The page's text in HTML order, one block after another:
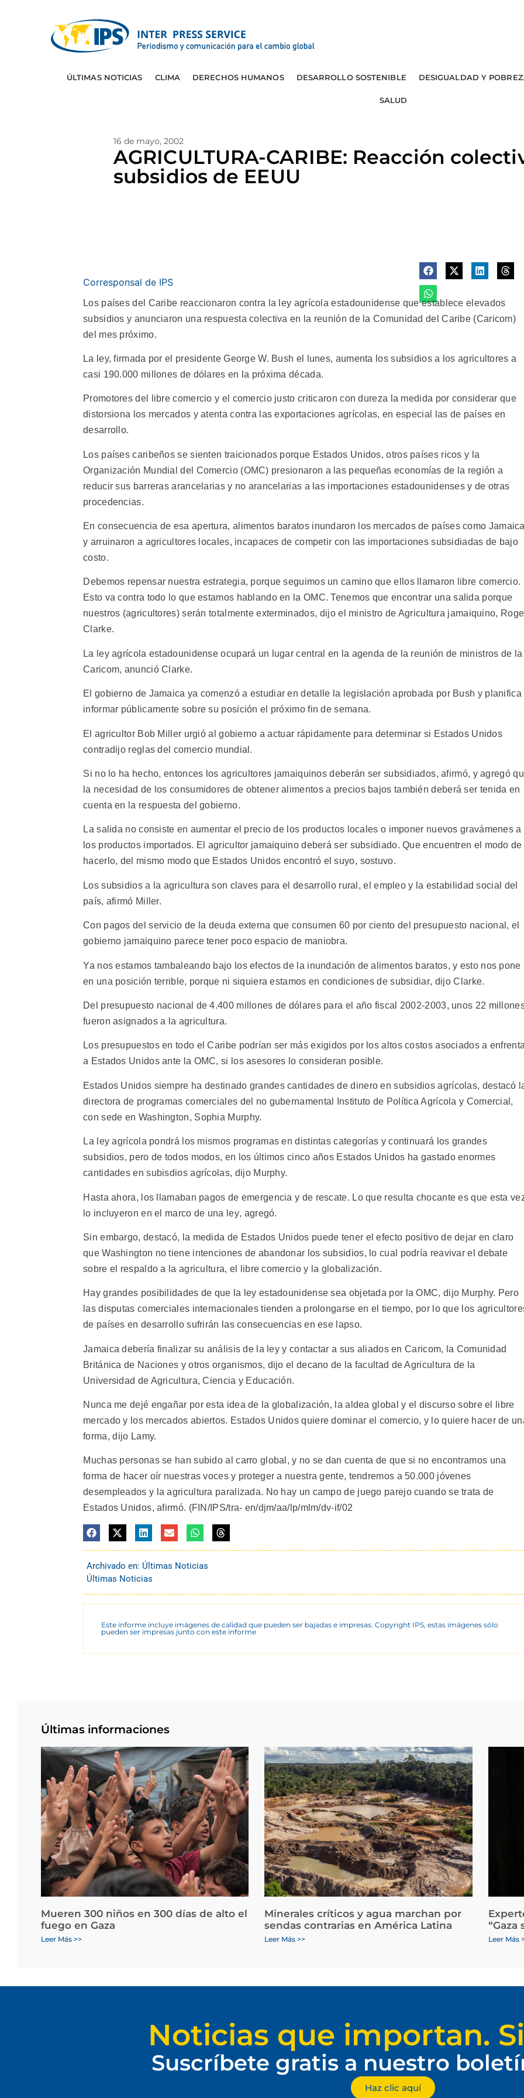
ÚLTIMAS NOTICIAS CLIMA DERECHOS HUMANOS DESARROLLO SOSTENIBLE DESIGUALDAD Y
SALUD
16 de mayo, 2002
AGRICULTURA-CARIBE: Reacción
subsidios de EEUU
Corresponsal de IPS
Los países del Caribe reaccionaron contra la ley agrícola estadounidense que establece elevados
subsidios y anunciaron una respuesta colectiva en la reunión de la Comunidad del Caribe (Caricom)
del mes próximo.
La ley, firmada por el presidente George W. Bush el lunes, aumenta los subsidios a los agricultores a
casi 190.000 millones de dólares en la próxima década.
Promotores del libre comercio y el comercio justo criticaron con dureza la medida por considerar que
distorsiona los mercados y atenta contra las exportaciones agrícolas, en especial las de países en
desarrollo.
Los países caribeños se sienten traicionados porque Estados Unidos, otros países ricos y la
Organización Mundial del Comercio (OMC) presionaron a las pequeñas economías de la región a
reducir sus barreras arancelarias y no arancelarias a las importaciones estadounidenses y de otras
procedencias.
En consecuencia de esa apertura, alimentos baratos inundaron los mercados de países como
y arruinaron a agricultores locales, incapaces de competir con las importaciones subsidiadas de bajo
costo.
Debemos repensar nuestra estrategia, porque seguimos un camino que ellos llamaron libre comercio.
Esto va contra todo lo que estamos hablando en la OMC. Tenemos que encontrar una salida porque
nuestros (agricultores) serán totalmente exterminados, dijo el ministro de Agricultura jamaiquino,
Clarke.
La ley agrícola estadounidense ocupará un lugar central en la agenda de la reunión de ministros de la
Caricom, anunció Clarke.
El gobierno de Jamaica ya comenzó a estudiar en detalle la legislación aprobada por Bush y planifica
informar públicamente sobre su posición el próximo fin de semana.
El agricultor Bob Miller urgió al gobierno a actuar rápidamente para determinar si Estados Unidos
contradijo reglas del comercio mundial.
Si no lo ha hecho, entonces los agricultores jamaiquinos deberán ser subsidiados, afirmó, y agregó
la necesidad de los consumidores de obtener alimentos a precios bajos también deberá ser tenida en
cuenta en la respuesta del gobierno.
La salida no consiste en aumentar el precio de los productos locales o imponer nuevos gravámenes a
los productos importados. El agricultor jamaiquino deberá ser subsidiado. Que encuentren el modo de
hacerlo, del mismo modo que Estados Unidos encontró el suyo, sostuvo.
Los subsidios a la agricultura son claves para el desarrollo rural, el empleo y la estabilidad social del
país, afirmó Miller.
Con pagos del servicio de la deuda externa que consumen 60 por ciento del presupuesto nacional, el
gobierno jamaiquino parece tener poco espacio de maniobra.
Ya nos estamos tambaleando bajo los efectos de la inundación de alimentos baratos, y esto nos pone
en una posición terrible, porque ni siquiera estamos en condiciones de subsidiar, dijo Clarke.
Del presupuesto nacional de 4.400 millones de dólares para el año fiscal 2002-2003, unos 22
fueron asignados a la agricultura.
Los presupuestos en todo el Caribe podrían ser más exigidos por los altos costos asociados a
a Estados Unidos ante la OMC, si los asesores lo consideran posible.
Estados Unidos siempre ha destinado grandes cantidades de dinero en subsidios agrícolas, destacó
directora de programas comerciales del no gubernamental Instituto de Política Agrícola y Comercial,
con sede en Washington, Sophia Murphy.
La ley agrícola pondrá los mismos programas en distintas categorías y continuará los grandes
subsidios, pero de todos modos, en los últimos cinco años Estados Unidos ha gastado enormes
cantidades en subisdios agrícolas, dijo Murphy.
Hasta ahora, los llamaban pagos de emergencia y de rescate. Lo que resulta chocante es que esta
lo incluyeron en el marco de una ley, agregó.
Sin embargo, destacó, la medida de Estados Unidos puede tener el efecto positivo de dejar en claro
que Washington no tiene intenciones de abandonar los subsidios, lo cual podría reavivar el debate
sobre el respaldo a la agricultura, el libre comercio y la globalización.
Hay grandes posibilidades de que la ley estadounidense sea objetada por la OMC, dijo Murphy. Pero
las disputas comerciales internacionales tienden a prolongarse en el tiempo, por lo que los
de países en desarrollo sufrirán las consecuencias en ese lapso.
Jamaica debería finalizar su análisis de la ley y contactar a sus aliados en Caricom, la Comunidad
Británica de Naciones y otros organismos, dijo el decano de la facultad de Agricultura de la
Universidad de Agricultura, Ciencia y Educación.
Nunca me dejé engañar por esta idea de la globalización, la aldea global y el discurso sobre el libre
mercado y los mercados abiertos. Estados Unidos quiere dominar el comercio, y lo quiere hacer de
forma, dijo Lamy.
Muchas personas se han subido al carro global, y no se dan cuenta de que si no encontramos una
forma de hacer oír nuestras voces y proteger a nuestra gente, tendremos a 50.000 jóvenes
desempleados y la agricultura paralizada. No hay un campo de juego parejo cuando se trata de
Estados Unidos, afirmó. (FIN/IPS/tra- en/djm/aa/lp/mlm/dv-if/02
Archivado en: Últimas Noticias
Últimas Noticias
Este informe incluye imágenes de calidad que pueden ser bajadas e impresas. Copyright IPS, estas imágenes sólo
pueden ser impresas junto con este informe
Últimas informaciones
Mueren 300 niños en 300 días de alto el
fuego en Gaza
Leer Más >>
Minerales críticos y agua marchan por
sendas contrarias en América Latina
Leer Más >>
“Gaza
Leer Más
Noticias que importan.
Suscríbete gratis a nuestro
Haz clic aquí